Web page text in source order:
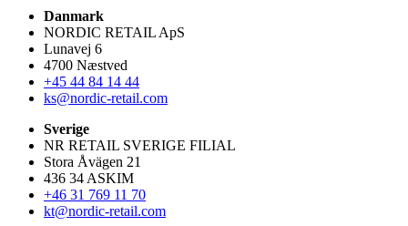
Danmark
NORDIC RETAIL ApS
Lunavej 6
4700 Næstved
+45 44 84 14 44
ks@nordic-retail.com
Sverige
NR RETAIL SVERIGE FILIAL
Stora Åvägen 21
436 34 ASKIM
+46 31 769 11 70
kt@nordic-retail.com